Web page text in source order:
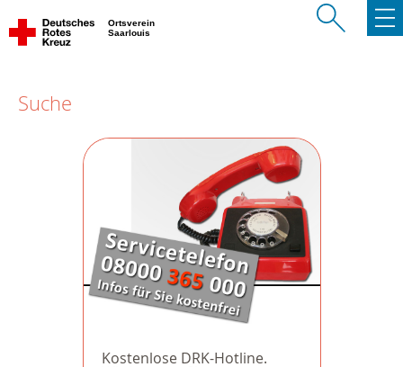
Ortsverein
Saarlouis
Suche
Kostenlose DRK-Hotline.